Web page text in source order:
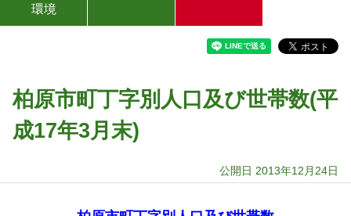
環境
柏原市町丁字別人口及び世帯数(平
成17年3月末)
公開日 2013年12月24日